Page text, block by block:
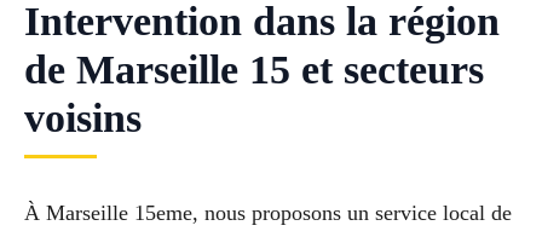
Intervention dans la région
de Marseille 15 et secteurs
voisins
À Marseille 15eme, nous proposons un service local de